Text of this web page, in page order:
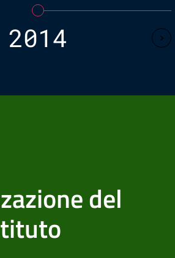
2014
del